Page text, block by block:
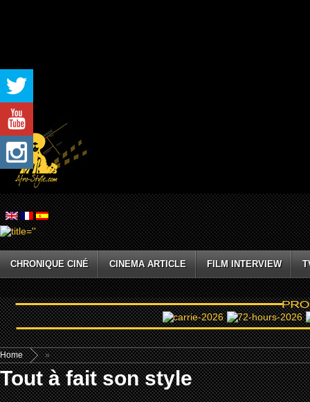
CHRONIQUE CINÉ CINEMA ARTICLE FILM INTERVIEW
Home »
Tout à fait son style